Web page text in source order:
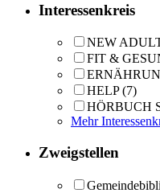
Interessenkreis
NEW
FIT &
HELP (7)
HÖRBUCH
Mehr
Zweigstellen